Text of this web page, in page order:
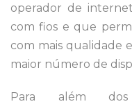
operador de
com fios e que
com mais qualidade
maior número de
Para além dos